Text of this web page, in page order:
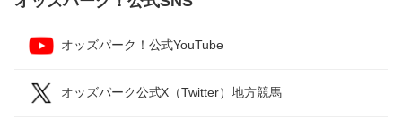
オッズパーク！公式YouTube
オッズパーク公式X（Twitter）地方競馬